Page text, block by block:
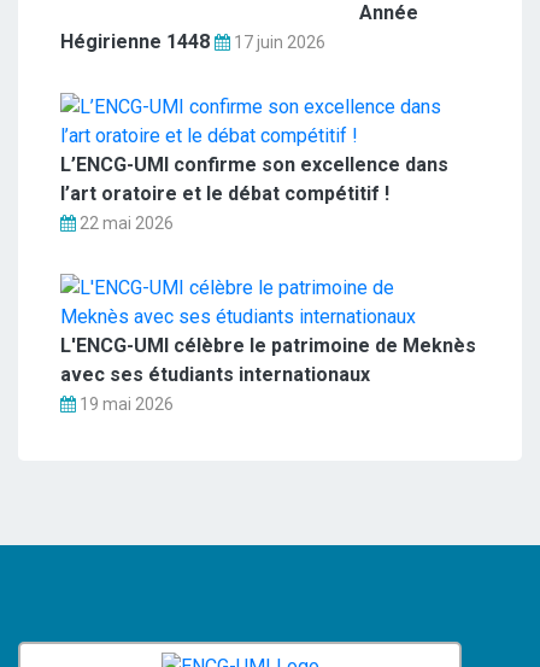
Année
Hégirienne 1448
17 juin 2026
L’ENCG-UMI confirme son excellence dans
l’art oratoire et le débat compétitif !
22 mai 2026
L'ENCG-UMI célèbre le patrimoine de Meknès
avec ses étudiants internationaux
19 mai 2026